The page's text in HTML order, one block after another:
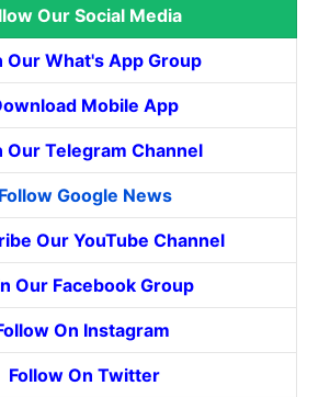
Our Social Media
Our What's App Group
Mobile App
Our Telegram Channel
Follow Google News
Our YouTube Channel
Our Facebook Group
On Instagram
Follow On Twitter